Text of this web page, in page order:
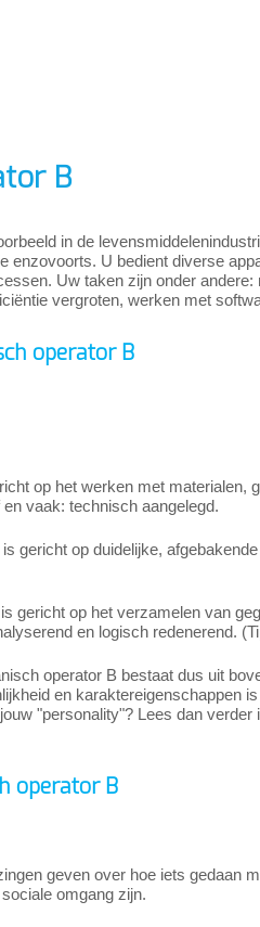
B
in de
enzovoorts. U bedient diverse
Uw taken zijn onder
vergroten, werken met
operator B
op het werken met materialen,
vaak: technisch aangelegd.
gericht op duidelijke,
gericht op het verzamelen van
en logisch redenerend.
operator B bestaat dus uit
en karaktereigenschappen
"personality"? Lees dan verder
operator B
geven over hoe iets gedaan
omgang zijn.